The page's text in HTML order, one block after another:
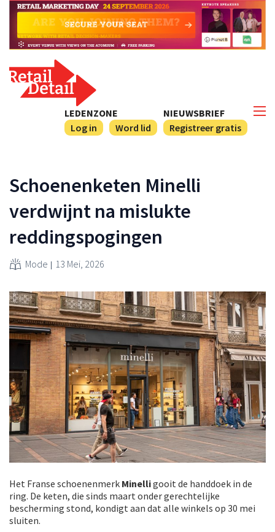
NIEUWSBRIEF
Registreer gratis
LEDENZONE
Log in
Word lid
Schoenenketen Minelli
verdwijnt na mislukte
reddingspogingen
Mode 13 Mei, 2026
Het Franse schoenenmerk Minelligooit de handdoek in de
ring. De keten, die sinds maart onder gerechtelijke
bescherming stond, kondigt aan dat alle winkels op 30 mei
sluiten.